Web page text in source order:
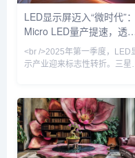
LED在亮度、响应速度和寿命
具有压倒性优势，尤其适合户外
强光环境下的超高清显示。业内
LED显示屏迈入“微时代”：
Micro LED量产提速，透
屏与虚拟拍摄引爆新场景
<br />2025年第一季度，LED
示产业迎来标志性转折。三星
片良率突破99.99%，巨量转移
效率提升至每小时200万颗。这
意味着困扰行业十年的“成本悬
崖”开始松动——以P0.4以下间
距产品为例，单位面积造价较